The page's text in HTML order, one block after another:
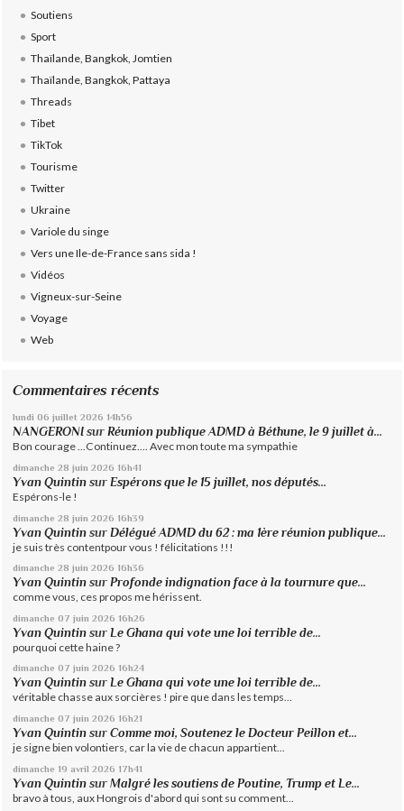
Soutiens
Sport
Thaïlande, Bangkok, Jomtien
Thaïlande, Bangkok, Pattaya
Threads
Tibet
TikTok
Tourisme
Twitter
Ukraine
Variole du singe
Vers une Ile-de-France sans sida !
Vidéos
Vigneux-sur-Seine
Voyage
Web
Commentaires récents
lundi 06 juillet 2026 14h56
NANGERONI surRéunion publique ADMD à Béthune, le 9 juillet à...
Bon courage ...Continuez.... Avec mon toute ma sympathie
dimanche 28 juin 2026 16h41
Yvan Quintin surEspérons que le 15 juillet, nos députés...
Espérons-le !
dimanche 28 juin 2026 16h39
Yvan Quintin surDélégué ADMD du 62 : ma 1ère réunion publique...
je suis très contentpour vous ! félicitations !!!
dimanche 28 juin 2026 16h36
Yvan Quintin surProfonde indignation face à la tournure que...
comme vous, ces propos me hérissent.
dimanche 07 juin 2026 16h26
Yvan Quintin sur Le Ghana qui vote une loi terrible de...
pourquoi cette haine ?
dimanche 07 juin 2026 16h24
Yvan Quintin surLe Ghana qui vote une loi terrible de...
véritable chasse aux sorcières ! pire que dans les temps...
dimanche 07 juin 2026 16h21
Yvan Quintin surComme moi, Soutenez le Docteur Peillon et...
je signe bien volontiers, car la vie de chacun appartient...
dimanche 19 avril 2026 17h41
Yvan Quintin surMalgré les soutiens de Poutine, Trump et Le...
bravo à tous, aux Hongrois d'abord qui sont su comment...